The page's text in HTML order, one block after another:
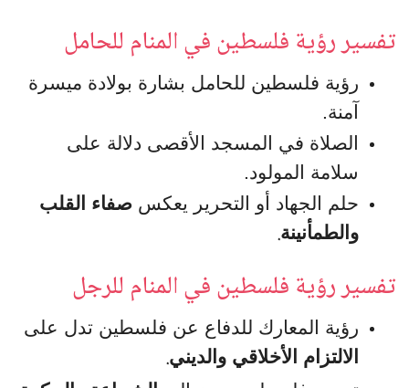
تفسير رؤية فلسطين في المنام للحامل
رؤية فلسطين للحامل بشارة بولادة ميسرة
آمنة.
الصلاة في المسجد الأقصى دلالة على
سلامة المولود.
حلم الجهاد أو التحرير يعكس صفاء القلب
والطمأنينة.
تفسير رؤية فلسطين في المنام للرجل
رؤية المعارك للدفاع عن فلسطين تدل على
الالتزام الأخلاقي والديني.